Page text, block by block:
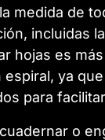
medida de
incluidas
hojas es
ya
para
o